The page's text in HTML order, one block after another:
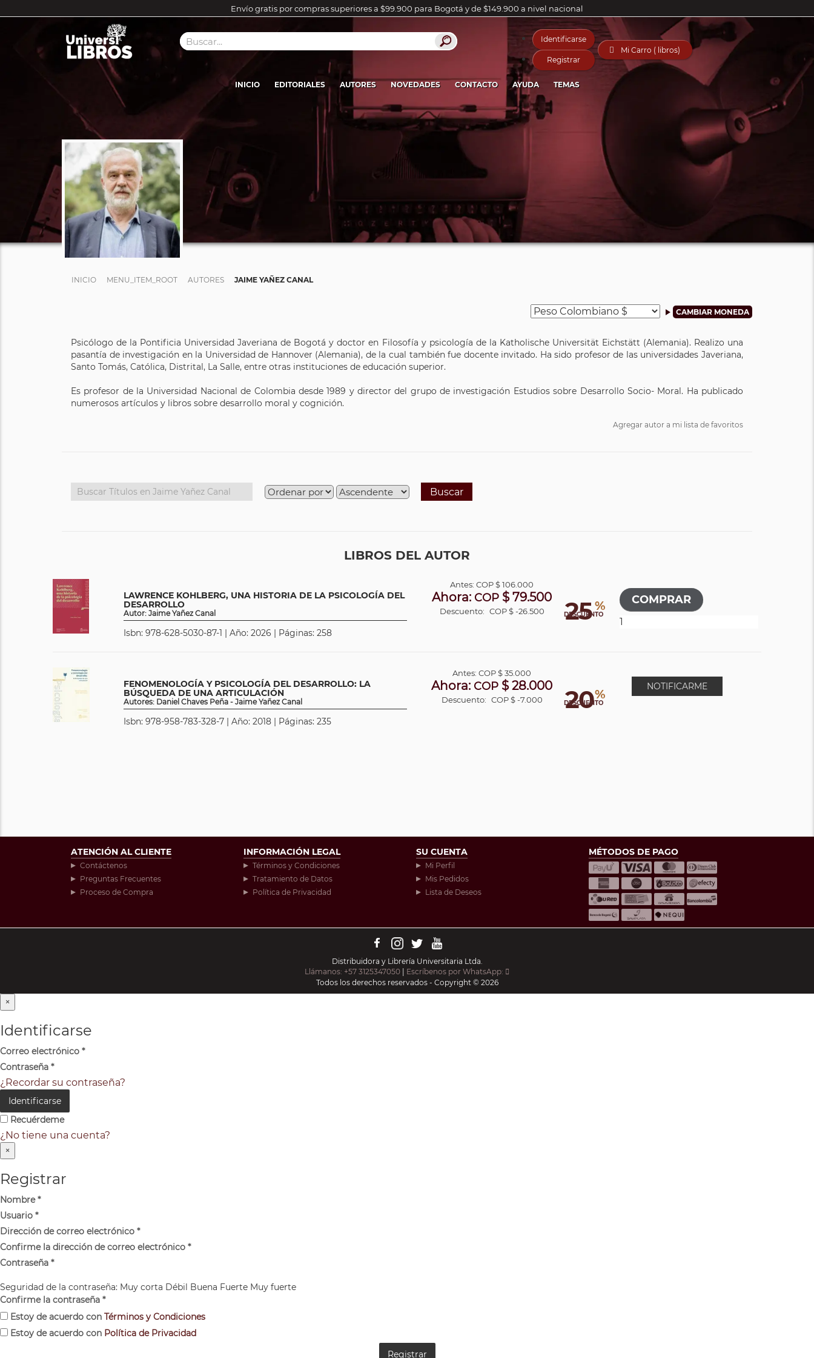
Envío gratis por compras superiores a $99.900 para Bogotá y de $149.900 a nivel nacional
Identificarse
Registrar
 Mi Carro ( libros)
INICIO EDITORIALES AUTORES NOVEDADES CONTACTO AYUDA TEMAS
INICIO MENU_ITEM_ROOT AUTORES JAIME YAÑEZ CANAL
Psicólogo de la Pontificia Universidad Javeriana de Bogotá y doctor en Filosofía y psicología de la Katholische Universität Eichstätt (Alemania). Realizo una
pasantía de investigación en la Universidad de Hannover (Alemania), de la cual también fue docente invitado. Ha sido profesor de las universidades Javeriana,
Santo Tomás, Católica, Distrital, La Salle, entre otras instituciones de educación superior.
Es profesor de la Universidad Nacional de Colombia desde 1989 y director del grupo de investigación Estudios sobre Desarrollo Socio- Moral. Ha publicado
numerosos artículos y libros sobre desarrollo moral y cognición.
Agregar autor a mi lista de favoritos
Buscar
LIBROS DEL AUTOR
LAWRENCE KOHLBERG, UNA HISTORIA DE LA PSICOLOGÍA DEL
DESARROLLO
Autor: Jaime Yañez Canal
Isbn: 978-628-5030-87-1 | Año: 2026 | Páginas: 258
25 %
DESCUENTO
Antes:COP$ 106.000
Ahora: COP $ 79.500
Descuento: COP $ -26.500
FENOMENOLOGÍA Y PSICOLOGÍA DEL DESARROLLO: LA
BÚSQUEDA DE UNA ARTICULACIÓN
Autores: Daniel Chaves Peña - Jaime Yañez Canal
Isbn: 978-958-783-328-7 | Año: 2018 | Páginas: 235
20%
DESCUENTO
Antes:COP$ 35.000
Ahora: COP $ 28.000
Descuento: COP $ -7.000
NOTIFICARME
ATENCIÓN AL CLIENTE
Contáctenos
Preguntas Frecuentes
Proceso de Compra
INFORMACIÓN LEGAL
Términos y Condiciones
Tratamiento de Datos
Política de Privacidad
SU CUENTA
Mi Perfil
Mis Pedidos
Lista de Deseos
MÉTODOS DE PAGO
Distribuidora y Librería Universitaria Ltda.
Llámanos: +57 3125347050
Escríbenos por WhatsApp:
Todos los derechos reservados - Copyright © 2026
×
Identificarse
Correo electrónico *
Contraseña *
¿Recordar su contraseña?
Identificarse
Recuérdeme
¿No tiene una cuenta?
×
Registrar
Nombre*
Usuario *
Dirección de correo electrónico *
Confirme la dirección de correo electrónico *
Contraseña *
Seguridad de la contraseña: Muy corta Débil Buena Fuerte Muy fuerte
Confirme la contraseña *
Estoy de acuerdo con Términos y Condiciones
Estoy de acuerdo con Política de Privacidad
Registrar